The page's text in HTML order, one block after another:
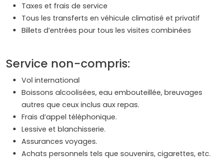
Taxes et frais de service
Tous les transferts en véhicule climatisé et privatif
Billets d’entrées pour tous les visites combinées
Service non-compris:
Vol international
Boissons alcoolisées, eau embouteillée, breuvages
autres que ceux inclus aux repas.
Frais d’appel téléphonique.
Lessive et blanchisserie.
Assurances voyages.
Achats personnels tels que souvenirs, cigarettes, etc.